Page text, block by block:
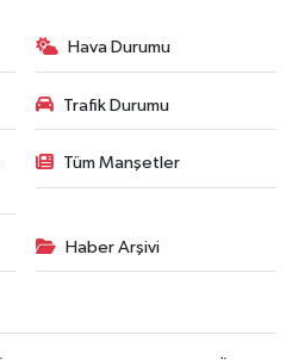
Hava Durumu
Trafik Durumu
Tüm Manşetler
Haber Arşivi